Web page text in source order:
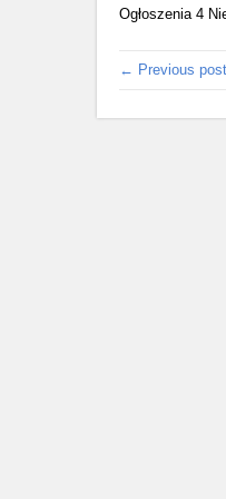
Ogłoszenia 4
← Previous post